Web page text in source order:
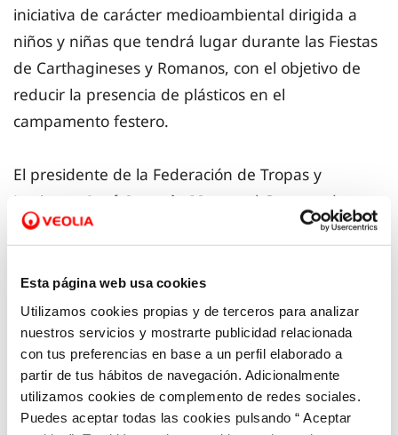
Esta página web usa cookies
Utilizamos cookies propias y de terceros para analizar
nuestros servicios y mostrarte publicidad relacionada
con tus preferencias en base a un perfil elaborado a
partir de tus hábitos de navegación. Adicionalmente
utilizamos cookies de complemento de redes sociales.
Puedes aceptar todas las cookies pulsando “ Aceptar
iniciativa de carácter medioambiental dirigida a
niños y niñas que tendrá lugar durante las Fiestas
de Carthagineses y Romanos, con el objetivo de
reducir la presencia de plásticos en el
campamento festero.
El presidente de la Federación de Tropas y
Legiones, José Antonio Meca
y el Gerente de
Hidrogea en Cartagena,
Andrés Martínez
sostenible que tiene como eslogan “
juntos la batalla al plástico ”.
Andrés Martínez explicó que el próximo25 de
septiembre a partir de las 18:00 h.los menores
que se acerquen al campamento con una botella